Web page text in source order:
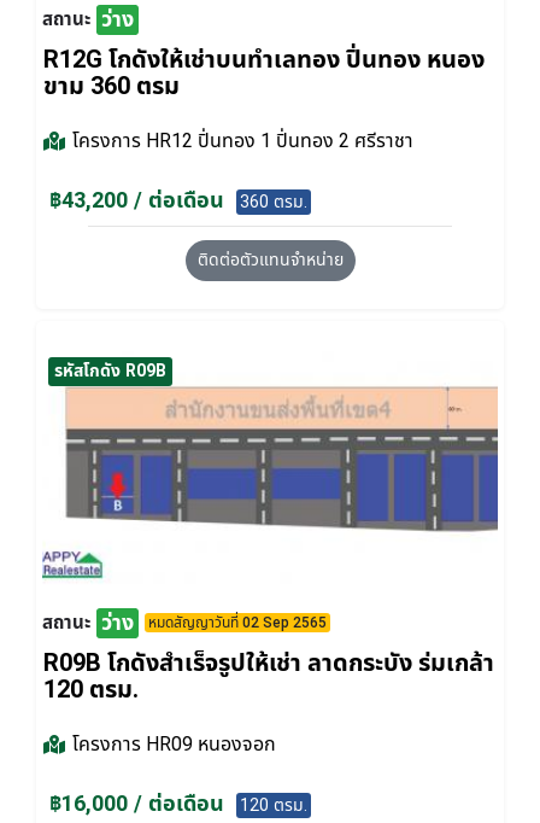
สถานะ ว่าง
R12G โกดังให้เช่าบนทำเลทอง ปิ่นทอง หนอง
ขาม 360 ตรม
โครงการ HR12 ปิ่นทอง 1 ปิ่นทอง 2 ศรีราชา
฿43,200 / ต่อเดือน 360 ตรม.
ติดต่อตัวแทนจำหน่าย
รหัสโกดัง R09B
สถานะ ว่าง หมดสัญญาวันที่ 02 Sep 2565
R09B โกดังสำเร็จรูปให้เช่า ลาดกระบัง​ ร่มเกล้า
120 ตรม.
โครงการ HR09 หนองจอก
฿16,000 / ต่อเดือน 120 ตรม.